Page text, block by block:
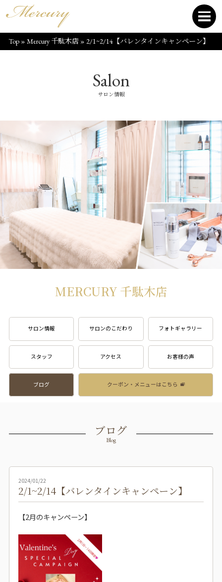
Top» Mercury 千駄木店» 2/1~2/14【バレンタインキャンペーン】
Salon
サロン情報
MERCURY 千駄木店
サロン情報 サロンのこだわり フォトギャラリー
スタッフ アクセス お客様の声
ブログ クーポン・メニューはこちら
ブログ
Blog
2024/01/22
2/1~2/14【バレンタインキャンペーン】
【2月のキャンペーン】